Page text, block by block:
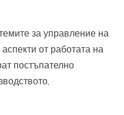
за управление на
от работата на
постъпателно